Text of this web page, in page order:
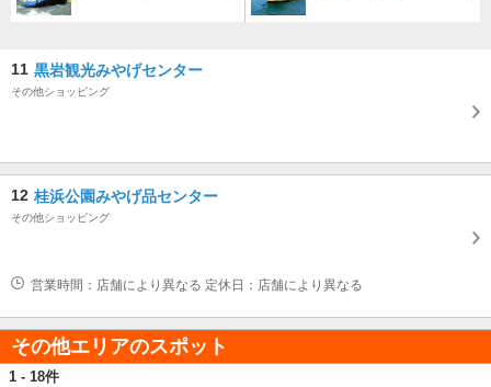
11 黒岩観光みやげセンター
その他ショッピング
12 桂浜公園みやげ品センター
その他ショッピング
営業時間：店舗により異なる 定休日：店舗により異なる
その他エリアのスポット
1 - 18件